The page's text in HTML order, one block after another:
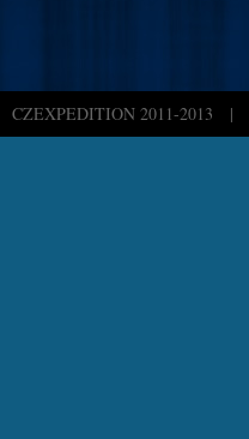
CZEXPEDITION 2011-2013 |